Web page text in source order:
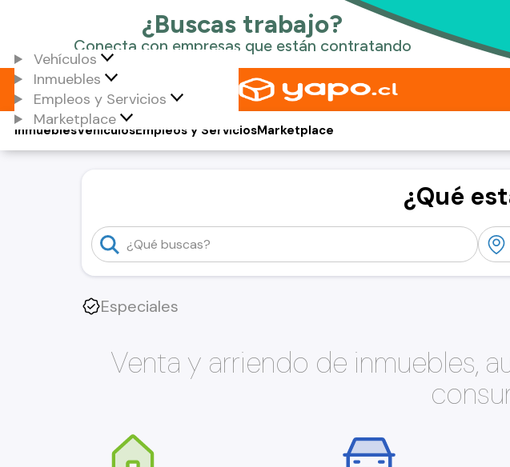
Vehículos
Inmuebles
Empleos y Servicios
Marketplace
Vehículos
Inmuebles Empleos y ServiciosMarketplace
¿Qué
Especiales
Venta y arriendo de inmuebles,